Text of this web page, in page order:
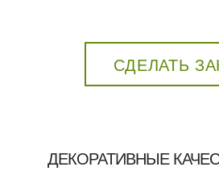
СДЕЛАТЬ
ДЕКОРАТИВНЫЕ